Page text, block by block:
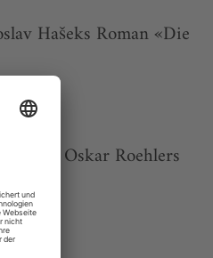
Hašeks Roman «Die
Oskar Roehlers